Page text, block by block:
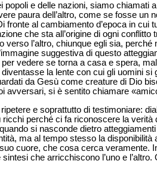
e delle nazioni, siamo chiamati
paura dell’altro, come se fosse un
al cambiamento d’epoca in cui
che sta all’origine di ogni conflitto
l’altro, chiunque egli sia,
suggestiva di questo
vedere se torna a casa e spera,
la lente con cui gli uomini si
da Gesù come creature di Dio
avversari, si è sentito chiamare
e soprattutto di testimoniare:
perché ci fa riconoscere la verità
si nasconde dietro
ma al tempo stesso la disponibilità
cuore, che cosa cerca veramente.
che arricchiscono l’uno e